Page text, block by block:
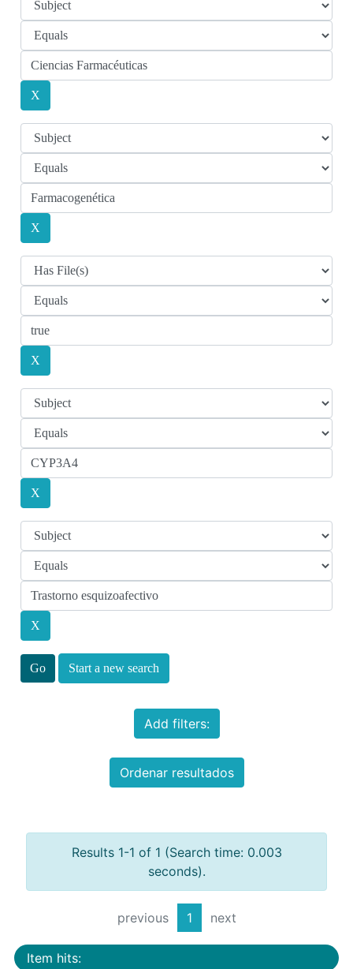
Start a new search
Add filters:
Ordenar resultados
Results 1-1 of 1 (Search time: 0.003
seconds).
previous 1 next
Item hits: